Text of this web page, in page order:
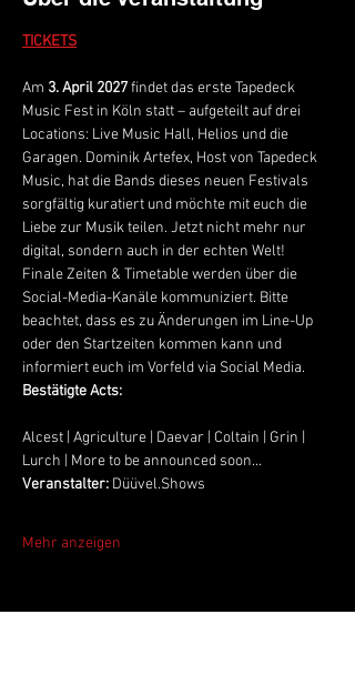
TICKETS
Am 3. April 2027 findet das erste Tapedeck
Music Fest in Köln statt – aufgeteilt auf drei
Locations: Live Music Hall, Helios und die
Garagen. Dominik Artefex, Host von Tapedeck
Music, hat die Bands dieses neuen Festivals
sorgfältig kuratiert und möchte mit euch die
Liebe zur Musik teilen. Jetzt nicht mehr nur
digital, sondern auch in der echten Welt!
Finale Zeiten & Timetable werden über die
Social-Media-Kanäle kommuniziert. Bitte
beachtet, dass es zu Änderungen im Line-Up
oder den Startzeiten kommen kann und
informiert euch im Vorfeld via Social Media.
Bestätigte Acts:
Alcest | Agriculture | Daevar | Coltain | Grin |
Lurch | More to be announced soon...
Veranstalter: Düüvel.Shows
Mehr anzeigen